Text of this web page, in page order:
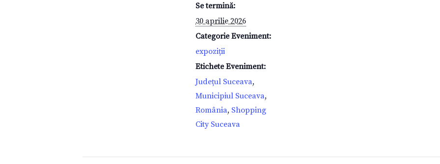
Se termină:
30 aprilie 2026
Categorie Eveniment:
expoziții
Etichete Eveniment:
Județul Suceava,
Municipiul Suceava,
România, Shopping
City Suceava